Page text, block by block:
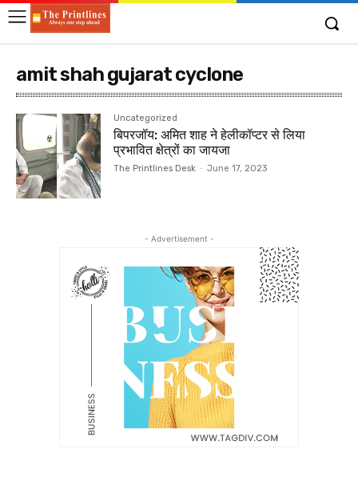
amit shah gujarat cyclone
Uncategorized
बिपरजॉय: अमित शाह ने हेलीकॉप्टर से लिया
प्रभावित क्षेत्रों का जायजा
The Printlines Desk - June 17, 2023
- Advertisement -